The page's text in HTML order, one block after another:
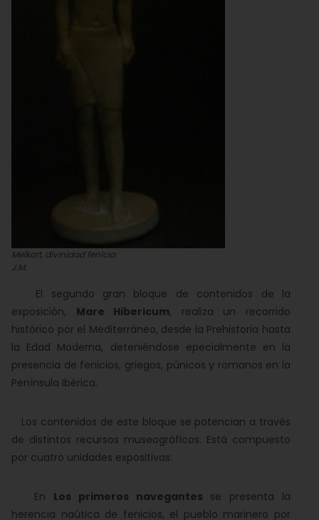
Melkart, divinidad fenicia
J.M.
El segundo gran bloque de contenidos de la
exposición, Mare Hibericum, realiza un recorrido
histórico por el Mediterráneo, desde la Prehistoria hasta
la Edad Moderna, deteniéndose epecialmente en la
presencia de fenicios, griegos, púnicos y romanos en la
Península Ibérica.
Los contenidos de este bloque se potencian a través
de distintos recursos museográficos. Está compuesto
por cuatro unidades expositivas:
En Los primeros navegantes se presenta la
herencia naútica de fenicios, el pueblo marinero por